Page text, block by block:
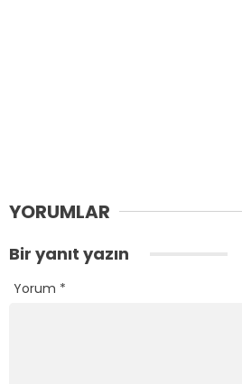
YORUMLAR
Bir yanıt yazın
Yorum *